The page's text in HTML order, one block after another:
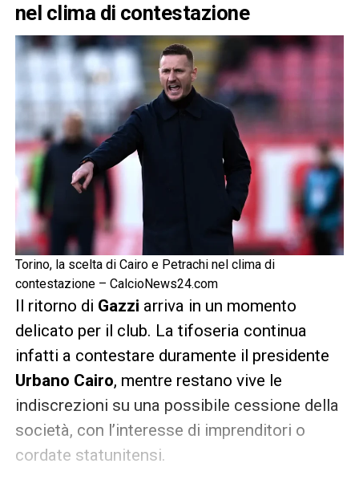
nel clima di contestazione
Torino, la scelta di Cairo e Petrachi nel clima di
contestazione – CalcioNews24.com
Il ritorno di Gazzi arriva in un momento
delicato per il club. La tifoseria continua
infatti a contestare duramente il presidente
Urbano Cairo, mentre restano vive le
indiscrezioni su una possibile cessione della
società, con l’interesse di imprenditori o
cordate statunitensi.